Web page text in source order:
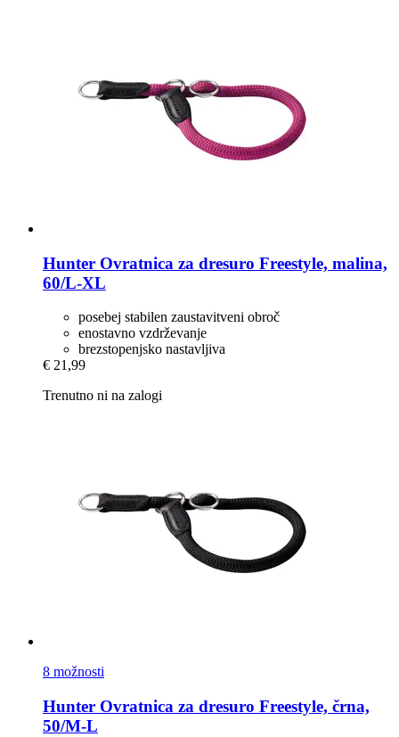
Hunter Ovratnica za dresuro Freestyle, malina,
60/L-​XL
posebej stabilen zaustavitveni obroč
enostavno vzdrževanje
brezstopenjsko nastavljiva
€ 21,99
Trenutno ni na zalogi
8 možnosti
Hunter Ovratnica za dresuro Freestyle, črna,
50/M-​L